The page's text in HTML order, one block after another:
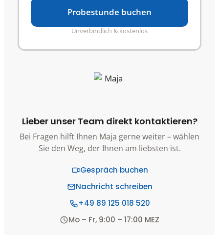
Probestunde buchen
Unverbindlich & kostenlos
Lieber unser Team direkt kontaktieren?
Bei Fragen hilft Ihnen Maja gerne weiter – wählen
Sie den Weg, der Ihnen am liebsten ist.
Gespräch buchen
Nachricht schreiben
+49 89 125 018 520
Mo – Fr, 9:00 – 17:00 MEZ